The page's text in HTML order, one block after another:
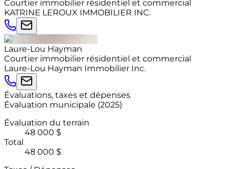
Courtier immobilier résidentiel et commercial
KATRINE LEROUX IMMOBILIER INC.
Laure-Lou Hayman
Courtier immobilier résidentiel et commercial
Laure-Lou Hayman Immobilier Inc.
Évaluations, taxes et dépenses
Évaluation municipale (2025)
Évaluation du terrain
48 000 $
Total
48 000 $